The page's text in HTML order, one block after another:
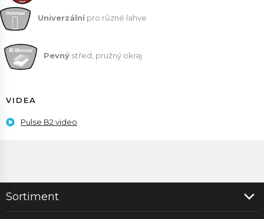
Univerzálnípro různé lahve
Pevný střed, pružný okraj
VIDEA
Pulse B2 video
Sortiment